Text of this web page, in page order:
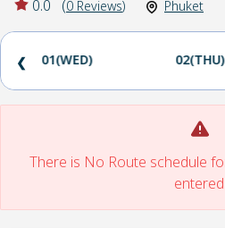
0.0 (0 Reviews) Phuket
01(WED) 02(THU)
❮
There is No Route schedule
entered.